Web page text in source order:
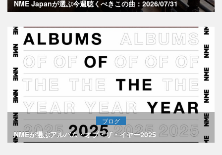
NME Japanが選ぶ今週聴くべきこの曲：2026/07/31
ブログ
NMEが選ぶアルバム・オブ・ザ・イヤー2025